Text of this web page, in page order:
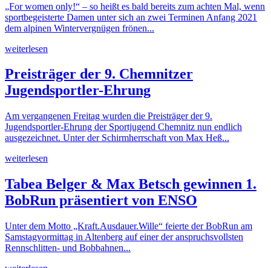
„For women only!“ – so heißt es bald bereits zum achten Mal, wenn
sportbegeisterte Damen unter sich an zwei Terminen Anfang 2021
dem alpinen Wintervergnügen frönen...
weiterlesen
Preisträger der 9. Chemnitzer
Jugendsportler-Ehrung
Am vergangenen Freitag wurden die Preisträger der 9.
Jugendsportler-Ehrung der Sportjugend Chemnitz nun endlich
ausgezeichnet. Unter der Schirmherrschaft von Max Heß...
weiterlesen
Tabea Belger & Max Betsch gewinnen 1.
BobRun präsentiert von ENSO
Unter dem Motto „Kraft.Ausdauer.Wille“ feierte der BobRun am
Samstagvormittag in Altenberg auf einer der anspruchsvollsten
Rennschlitten- und Bobbahnen...